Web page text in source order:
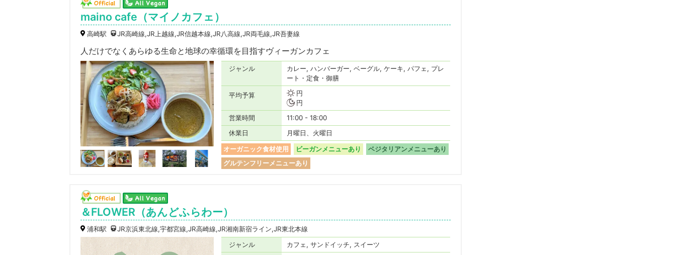
maino cafe（マイノカフェ）
高崎駅 JR高崎線,JR上越線,JR信越本線,JR八高線,JR両毛線,JR吾妻線
人だけでなくあらゆる生命と地球の幸循環を目指すヴィーガンカフェ
ジャンル
カレー, ハンバーガー, ベーグル, ケーキ, パフェ, プレ
ート・定食・御膳
平均予算
円
円
営業時間
11:00 - 18:00
休業日
月曜日、火曜日
オーガニック食材使用
ビーガンメニューあり
ベジタリアンメニューあり
グルテンフリーメニューあり
＆FLOWER（あんどふらわー）
浦和駅
JR京浜東北線,宇都宮線,JR高崎線,JR湘南新宿ライン,JR東北本線
ジャンル
カフェ, サンドイッチ, スイーツ